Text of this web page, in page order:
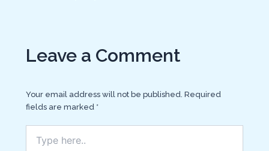
Leave a Comment
Your email address will not be published. Required
fields are marked *
here..